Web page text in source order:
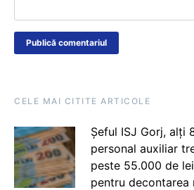
CELE MAI CITITE ARTICOLE
Șeful ISJ Gorj, alți
personal auxiliar
peste 55.000 de
pentru decontarea